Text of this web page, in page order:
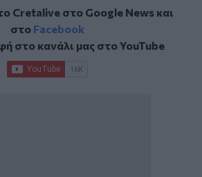
Cretalive στο Google Newsκαι
στο Facebook
στο κανάλι μας στοYouTube